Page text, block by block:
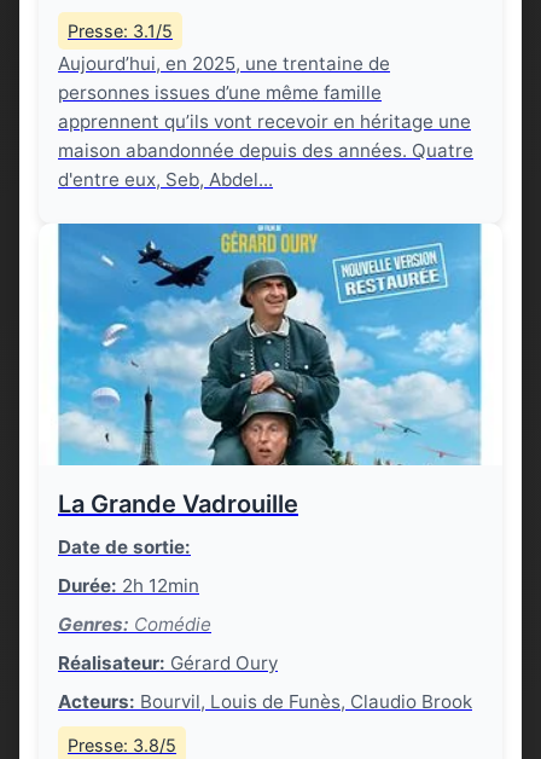
Presse: 3.1/5
Aujourd’hui, en 2025, une trentaine de
personnes issues d’une même famille
apprennent qu’ils vont recevoir en héritage une
maison abandonnée depuis des années. Quatre
d'entre eux, Seb, Abdel...
La Grande Vadrouille
Date de sortie:
Durée: 2h 12min
Genres: Comédie
Réalisateur: Gérard Oury
Acteurs: Bourvil, Louis de Funès, Claudio Brook
Presse: 3.8/5